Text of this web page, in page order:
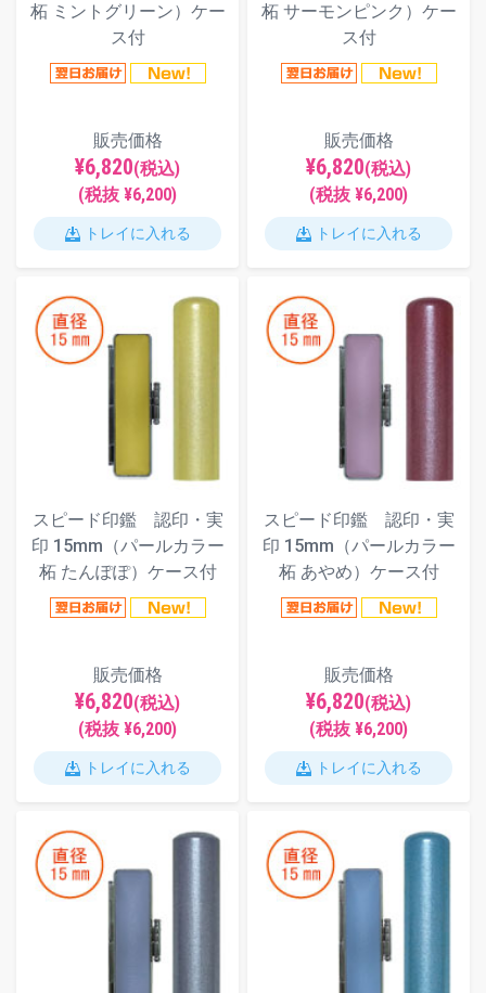
柘 ミントグリーン）ケー
ス付
販売価格
¥6,820(税込)
(税抜 ¥6,200)
トレイに入れる
柘 サーモンピンク）ケー
ス付
販売価格
¥6,820(税込)
(税抜 ¥6,200)
トレイに入れる
スピード印鑑 認印・実
印 15mm（パールカラー
柘 たんぽぽ）ケース付
販売価格
¥6,820(税込)
(税抜 ¥6,200)
トレイに入れる
スピード印鑑 認印・実
印 15mm（パールカラー
柘 あやめ）ケース付
販売価格
¥6,820(税込)
(税抜 ¥6,200)
トレイに入れる